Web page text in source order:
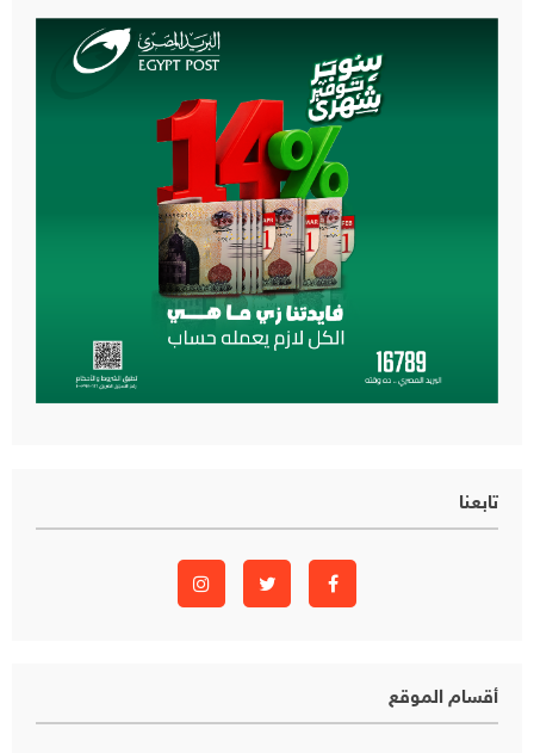
تابعنا
أقسام الموقع